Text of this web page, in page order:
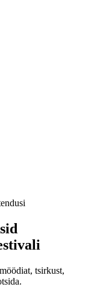
tsirkust,